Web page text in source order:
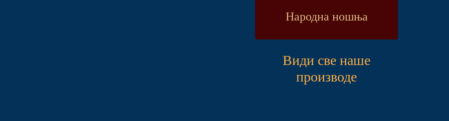
Народна ношња
Види све наше
производе